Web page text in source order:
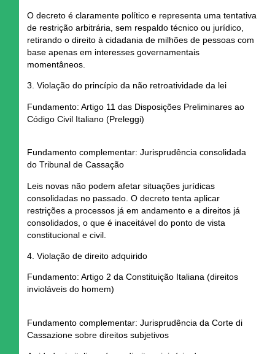
O decreto é claramente políticoe representa uma tentativa
de restrição arbitrária, sem respaldo técnico ou jurídico,
retirando o direito à cidadania de milhões de pessoas com
base apenas em interesses governamentais
momentâneos.
3. Violação do princípio da não retroatividade da lei
Fundamento: Artigo 11 das Disposições Preliminares ao
Código Civil Italiano (Preleggi)
Fundamento complementar: Jurisprudência consolidada
do Tribunal de Cassação
Leis novas não podem afetar situações jurídicas
consolidadas no passado. O decreto tenta aplicar
restrições a processos já em andamento e a direitos já
consolidados, o que é inaceitável do ponto de vista
constitucional e civil.
4. Violação de direito adquirido
Fundamento: Artigo 2 da Constituição Italiana (direitos
invioláveis do homem)
Fundamento complementar: Jurisprudência da Corte di
Cassazione sobre direitos subjetivos